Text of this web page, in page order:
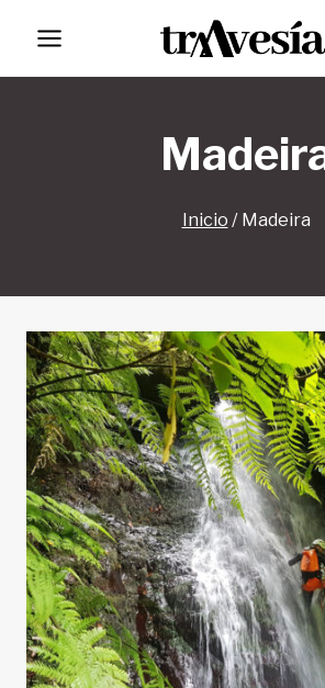
contenido
Inicio / Madeira